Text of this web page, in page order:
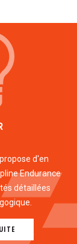
d'en
Endurance
détaillées